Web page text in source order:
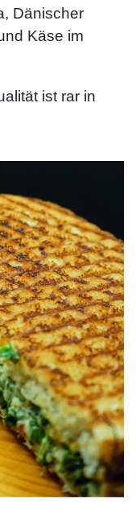
Dänischer
Käse im
ist rar in